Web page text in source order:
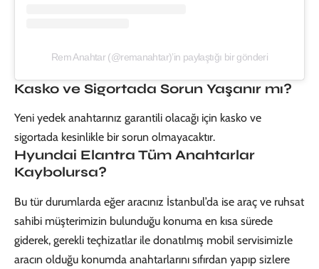
Rem Anahtar (@remanahtar)’in paylaştığı bir gönderi
Kasko ve Sigortada Sorun Yaşanır mı?
Yeni yedek anahtarınız garantili olacağı için kasko ve
sigortada kesinlikle bir sorun olmayacaktır.
Hyundai Elantra Tüm Anahtarlar
Kaybolursa?
Bu tür durumlarda eğer aracınız İstanbul’da ise araç ve ruhsat
sahibi müşterimizin bulunduğu konuma en kısa sürede
giderek, gerekli teçhizatlar ile donatılmış mobil servisimizle
aracın olduğu konumda anahtarlarını sıfırdan yapıp sizlere